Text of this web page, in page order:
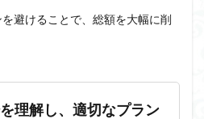
避けることで、総額を大幅に削
理解し、適切なプラン